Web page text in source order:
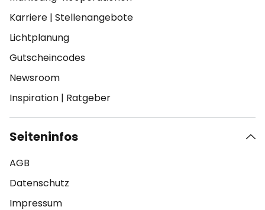
Karriere | Stellenangebote
Lichtplanung
Gutscheincodes
Newsroom
Inspiration | Ratgeber
Seiteninfos
AGB
Datenschutz
Impressum